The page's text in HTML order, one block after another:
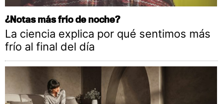
¿Notas más frío de noche?
La ciencia explica por qué sentimos más
frío al final del día